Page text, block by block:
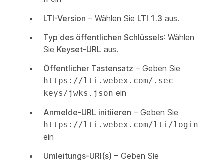
LTI-Version – Wählen Sie LTI 1.3 aus.
Typ des öffentlichen Schlüssels: Wählen
Sie Keyset-URL aus.
Öffentlicher Tastensatz – Geben Sie
https://lti.webex.com/.sec-
keys/jwks.json ein
Anmelde-URL initiieren – Geben Sie
https://lti.webex.com/lti/login
ein
Umleitungs-URI(s) – Geben Sie